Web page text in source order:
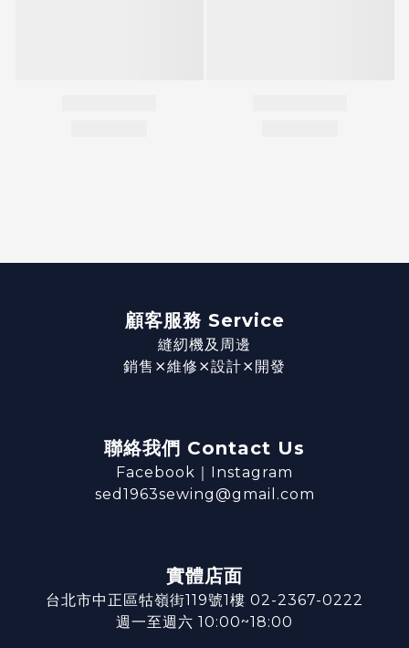
顧客服務 Service
縫紉機及周邊
銷售⨯維修⨯設計⨯開發
聯絡我們 Contact Us
Facebook ｜ Instagram
sed1963sewing@gmail.com
實體店面
台北市中正區牯嶺街119號1樓 02-2367-0222
週一至週六 10:00~18:00